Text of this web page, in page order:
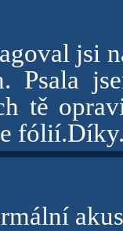
jsi
Psala
tě